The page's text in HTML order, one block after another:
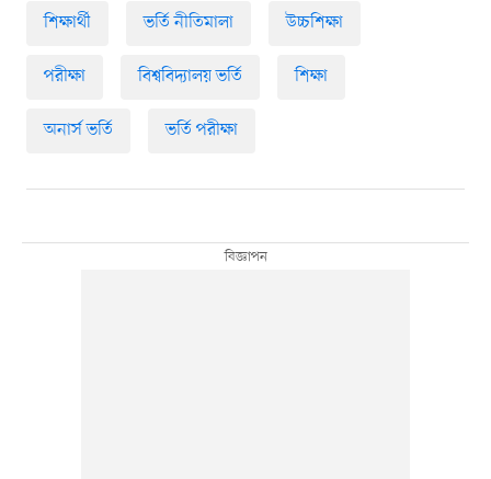
শিক্ষার্থী ভর্তি নীতিমালা উচ্চশিক্ষা
পরীক্ষা বিশ্ববিদ্যালয় ভর্তি শিক্ষা
অনার্স ভর্তি ভর্তি পরীক্ষা